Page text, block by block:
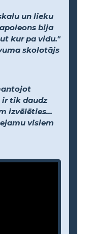
un lieku
bija
kur pa vidu."
skolotājs
ir tik daudz
izvēlēties...
visiem